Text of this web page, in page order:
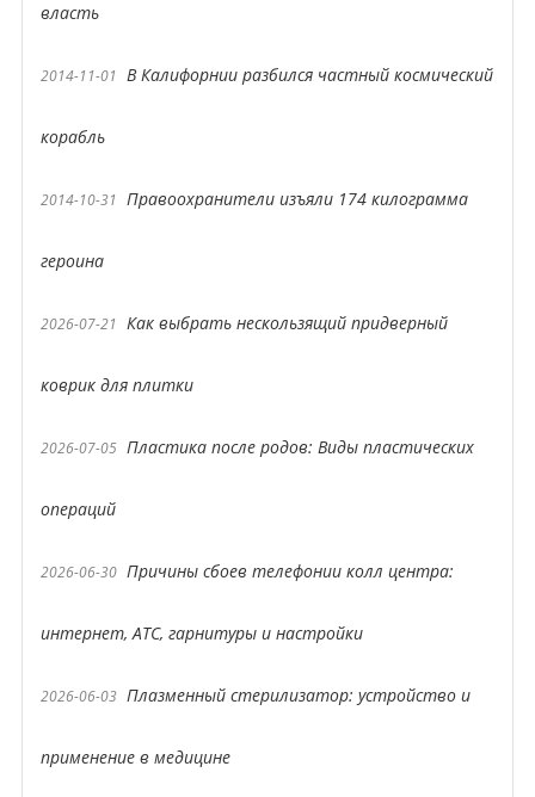
власть
2014-11-01 В Калифорнии разбился частный космический
корабль
2014-10-31 Правоохранители изъяли 174 килограмма
героина
2026-07-21 Как выбрать нескользящий придверный
коврик для плитки
2026-07-05 Пластика после родов: Виды пластических
операций
2026-06-30 Причины сбоев телефонии колл центра:
интернет, АТС, гарнитуры и настройки
2026-06-03 Плазменный стерилизатор: устройство и
применение в медицине